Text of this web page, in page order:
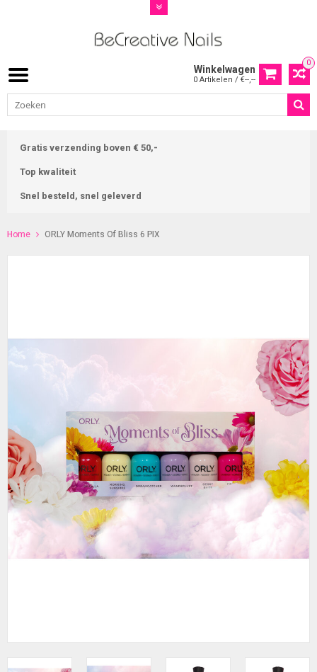
0
Winkelwagen
0 Artikelen / €--,--
Gratis verzending boven € 50,-
Top kwaliteit
Snel besteld, snel geleverd
Home ORLY Moments Of Bliss 6 PIX